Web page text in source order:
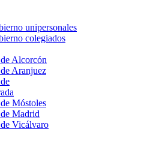
unipersonales
colegiados
Alcorcón
Aranjuez
Móstoles
Madrid
Vicálvaro